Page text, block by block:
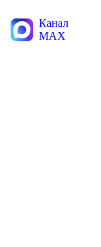
Канал
MAX